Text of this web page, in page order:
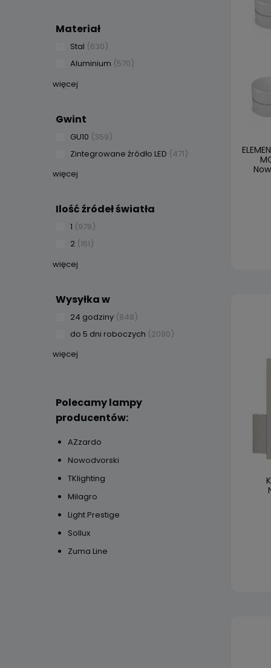
Materiał
Stal (630)
Aluminium (570)
więcej
Gwint
GU10 (359)
Zintegrowane źródło LED (471)
więcej
Ilość źródeł światła
1 (979)
2 (161)
więcej
Wysyłka w
24 godziny (848)
do 5 dni roboczych (2090)
więcej
Polecamy lampy
producentów:
AZzardo
Nowodvorski
TKlighting
Milagro
Light Prestige
Sollux
Zuma Line